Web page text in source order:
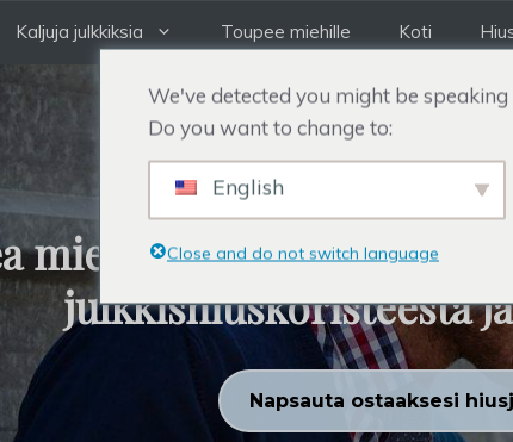
Kaljuja julkkiksia Toupee miehille Koti
miesten
julkkishiuskoristeesta
Napsauta ostaaksesi
We've detected you might be
Do you want to change to:
English
Close and do not switch language